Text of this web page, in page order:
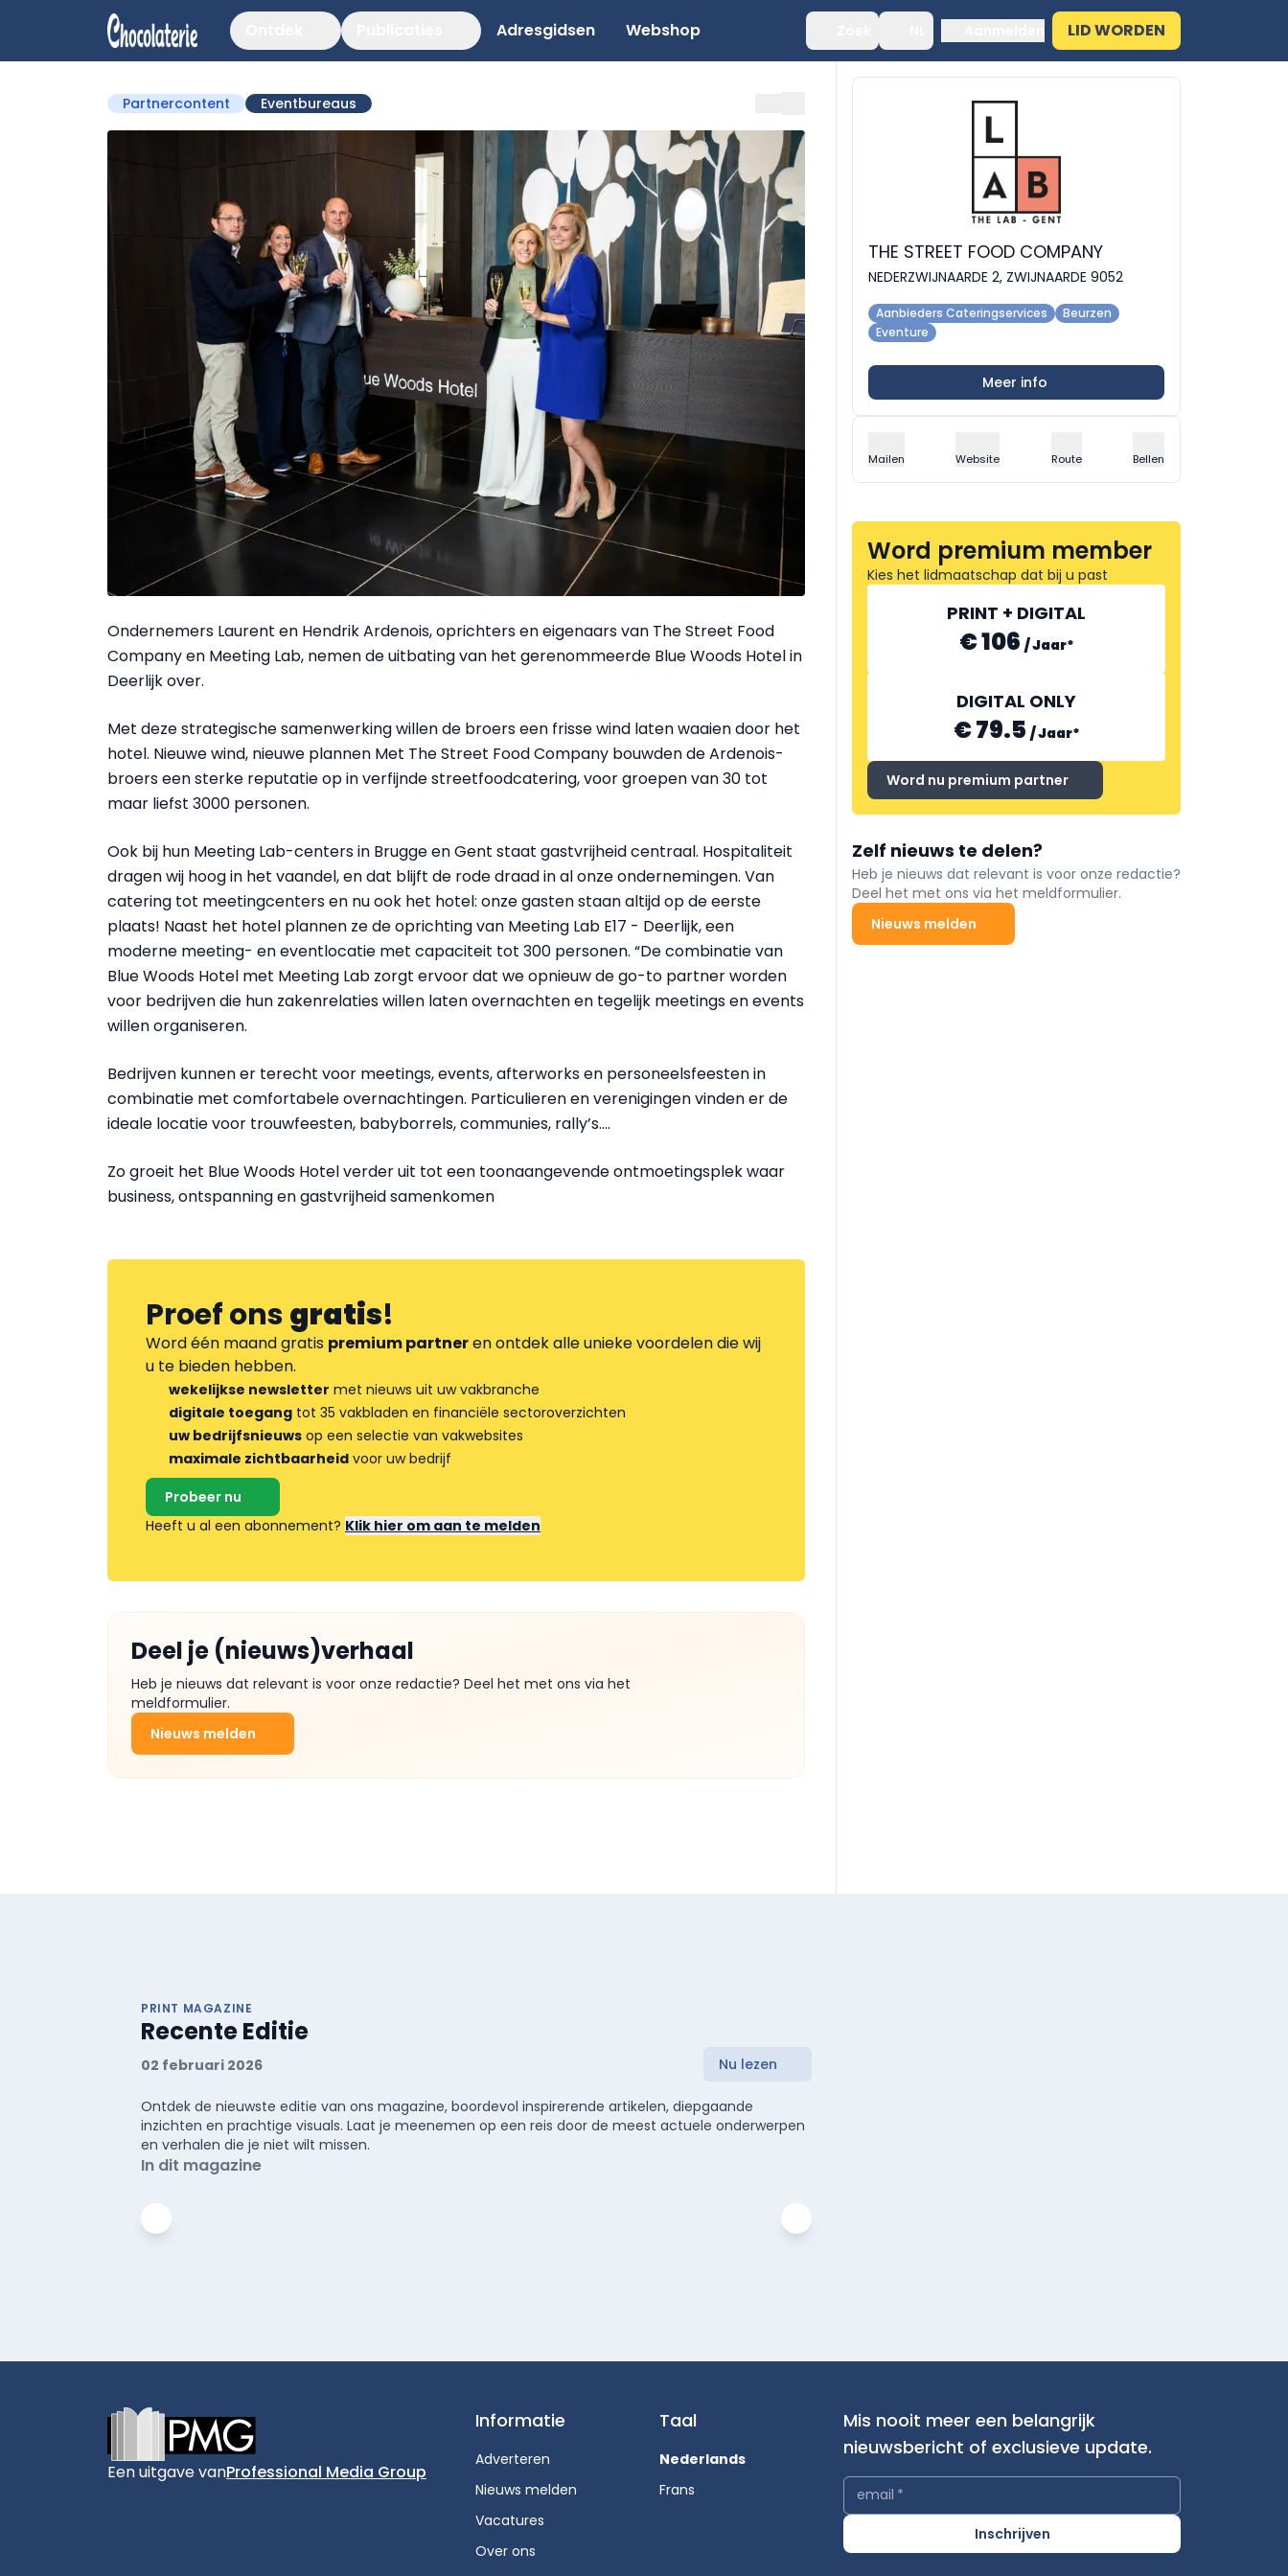
Adresgidsen Webshop LID WORDEN
Partnercontent Eventbureaus
Ondernemers Laurent en Hendrik Ardenois, oprichters en eigenaars van The Street Food
Company en Meeting Lab, nemen de uitbating van het gerenommeerde Blue Woods Hotel in
Deerlijk over.
Met deze strategische samenwerking willen de broers een frisse wind laten waaien door het
hotel. Nieuwe wind, nieuwe plannen Met The Street Food Company bouwden de Ardenois-
broers een sterke reputatie op in verfijnde streetfoodcatering, voor groepen van 30 tot
maar liefst 3000 personen.
Ook bij hun Meeting Lab-centers in Brugge en Gent staat gastvrijheid centraal. Hospitaliteit
dragen wij hoog in het vaandel, en dat blijft de rode draad in al onze ondernemingen. Van
catering tot meetingcenters en nu ook het hotel: onze gasten staan altijd op de eerste
plaats! Naast het hotel plannen ze de oprichting van Meeting Lab E17 - Deerlijk, een
moderne meeting- en eventlocatie met capaciteit tot 300 personen. “De combinatie van
Blue Woods Hotel met Meeting Lab zorgt ervoor dat we opnieuw de go-to partner worden
voor bedrijven die hun zakenrelaties willen laten overnachten en tegelijk meetings en events
willen organiseren.
Bedrijven kunnen er terecht voor meetings, events, afterworks en personeelsfeesten in
combinatie met comfortabele overnachtingen. Particulieren en verenigingen vinden er de
ideale locatie voor trouwfeesten, babyborrels, communies, rally’s....
Zo groeit het Blue Woods Hotel verder uit tot een toonaangevende ontmoetingsplek waar
business, ontspanning en gastvrijheid samenkomen
Proef onsgratis!
Word één maand gratis premium partneren ontdek alle unieke voordelen die wij
u te bieden hebben.
wekelijkse newsletter met nieuws uit uw vakbranche
digitale toegang tot 35 vakbladen en financiële sectoroverzichten
uw bedrijfsnieuws op een selectie van vakwebsites
maximale zichtbaarheid voor uw bedrijf
Probeer nu
Heeft u al een abonnement? Klik hier om aan te melden
Deel je (nieuws)verhaal
Heb je nieuws dat relevant is voor onze redactie? Deel het met ons via het
meldformulier.
Nieuws melden
THE STREET FOOD COMPANY
NEDERZWIJNAARDE 2, ZWIJNAARDE 9052
Aanbieders Cateringservices
Beurzen
Eventure
Meer info
Mailen Website Route Bellen
Word premium member
Kies het lidmaatschap dat bij u past
PRINT + DIGITAL
€ 106 /Jaar*
DIGITAL ONLY
€ 79.5 /Jaar*
Word nu premium partner
Zelf nieuws te delen?
Heb je nieuws dat relevant is voor onze redactie?
Deel het met ons via het meldformulier.
Nieuws melden
PRINT MAGAZINE
Recente Editie
02 februari 2026 Nu lezen
Ontdek de nieuwste editie van ons magazine, boordevol inspirerende artikelen, diepgaande
inzichten en prachtige visuals. Laat je meenemen op een reis door de meest actuele onderwerpen
en verhalen die je niet wilt missen.
In dit magazine
Een uitgave vanProfessional Media Group
Informatie
Adverteren
Nieuws melden
Vacatures
Over ons
Taal
Nederlands
Frans
Mis nooit meer een belangrijk
nieuwsbericht of exclusieve update.
email *
Inschrijven